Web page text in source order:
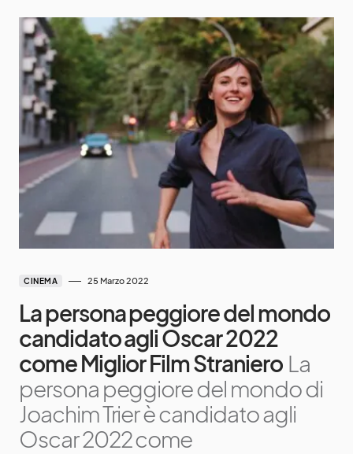
CINEMA 25 Marzo 2022
La persona peggiore del mondo
candidato agli Oscar 2022
come Miglior Film Straniero La
persona peggiore del mondo di
Joachim Trier è candidato agli
Oscar 2022 come